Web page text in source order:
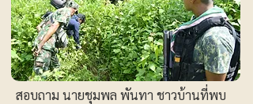
สอบถาม นายชุมพล พันทา ชาวบ้านที่พบ